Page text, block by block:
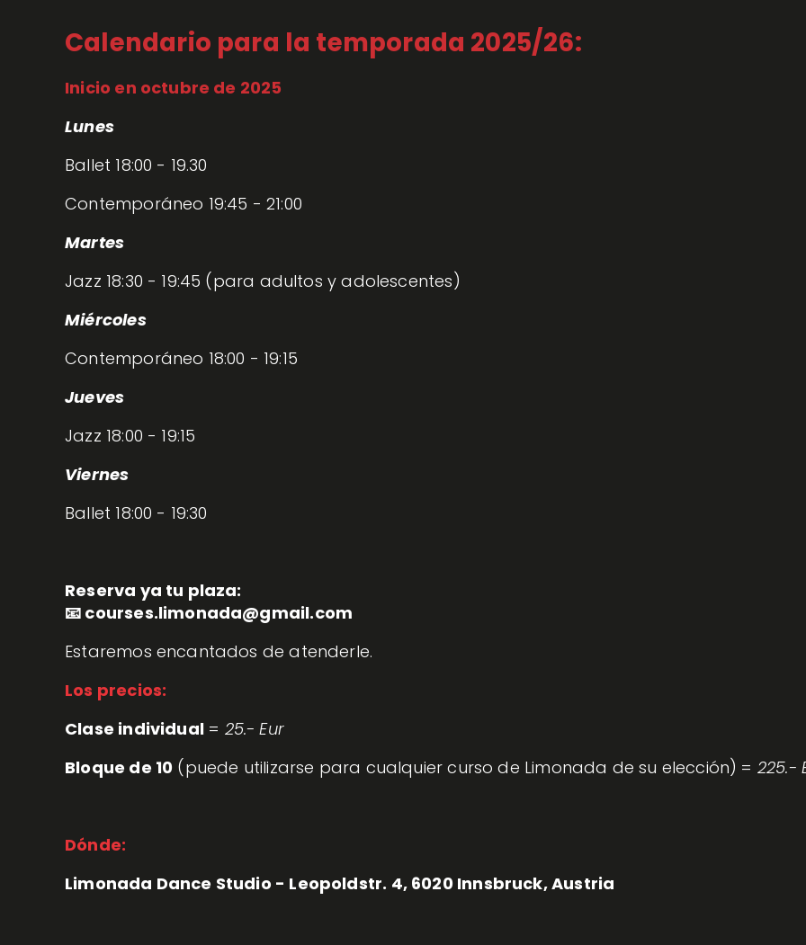
Calendario para la temporada 2025/26:
Inicio en octubre de 2025
Lunes
Ballet 18:00 - 19.30
Contemporáneo 19:45 - 21:00
Martes
Jazz 18:30 - 19:45 (para adultos y adolescentes)
Miércoles
Contemporáneo 18:00 - 19:15
Jueves
Jazz 18:00 - 19:15
Viernes
Ballet 18:00 - 19:30
Reserva ya tu plaza:
📧 courses.limonada@gmail.com
Estaremos encantados de atenderle.
Los precios:
Clase individual = 25.- Eur
Bloque de 10 (puede utilizarse para cualquier curso de Limonada de su elección) = 225.-
Dónde:
Limonada Dance Studio - Leopoldstr. 4, 6020 Innsbruck, Austria